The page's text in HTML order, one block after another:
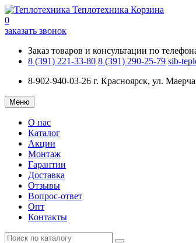
Теплотехника Корзина
0
заказать звонок
Заказ товаров и консультации по
8 (391) 221-33-80 8 (391) 290-25-79 sib-
8-902-940-03-26 г. Красноярск, ул.
Меню
О нас
Каталог
Акции
Монтаж
Гарантии
Доставка
Отзывы
Вопрос-ответ
Опт
Контакты